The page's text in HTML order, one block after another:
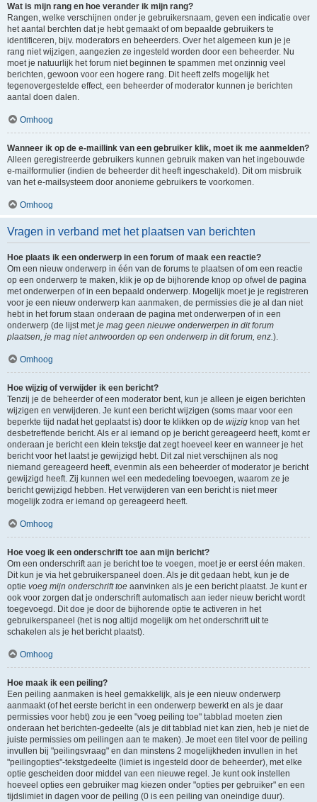
Wat is mijn rang en hoe verander ik mijn rang?
Rangen, welke verschijnen onder je gebruikersnaam, geven een indicatie over
het aantal berchten dat je hebt gemaakt of om bepaalde gebruikers te
identificeren, bijv. moderators en beheerders. Over het algemeen kun je je
rang niet wijzigen, aangezien ze ingesteld worden door een beheerder. Nu
moet je natuurlijk het forum niet beginnen te spammen met onzinnig veel
berichten, gewoon voor een hogere rang. Dit heeft zelfs mogelijk het
tegenovergestelde effect, een beheerder of moderator kunnen je berichten
aantal doen dalen.
Omhoog
Wanneer ik op de e-maillink van een gebruiker klik, moet ik me aanmelden?
Alleen geregistreerde gebruikers kunnen gebruik maken van het ingebouwde
e-mailformulier (indien de beheerder dit heeft ingeschakeld). Dit om misbruik
van het e-mailsysteem door anonieme gebruikers te voorkomen.
Omhoog
Vragen in verband met het plaatsen van berichten
Hoe plaats ik een onderwerp in een forum of maak een reactie?
Om een nieuw onderwerp in één van de forums te plaatsen of om een reactie
op een onderwerp te maken, klik je op de bijhorende knop op ofwel de pagina
met onderwerpen of in een bepaald onderwerp. Mogelijk moet je je registreren
voor je een nieuw onderwerp kan aanmaken, de permissies die je al dan niet
hebt in het forum staan onderaan de pagina met onderwerpen of in een
onderwerp (de lijst met je mag geen nieuwe onderwerpen in dit forum
plaatsen, je mag niet antwoorden op een onderwerp in dit forum, enz. ).
Omhoog
Hoe wijzig of verwijder ik een bericht?
Tenzij je de beheerder of een moderator bent, kun je alleen je eigen berichten
wijzigen en verwijderen. Je kunt een bericht wijzigen (soms maar voor een
beperkte tijd nadat het geplaatst is) door te klikken op de wijzig knop van het
desbetreffende bericht. Als er al iemand op je bericht gereageerd heeft, komt er
onderaan je bericht een klein tekstje dat zegt hoeveel keer en wanneer je het
bericht voor het laatst je gewijzigd hebt. Dit zal niet verschijnen als nog
niemand gereageerd heeft, evenmin als een beheerder of moderator je bericht
gewijzigd heeft. Zij kunnen wel een mededeling toevoegen, waarom ze je
bericht gewijzigd hebben. Het verwijderen van een bericht is niet meer
mogelijk zodra er iemand op gereageerd heeft.
Omhoog
Hoe voeg ik een onderschrift toe aan mijn bericht?
Om een onderschrift aan je bericht toe te voegen, moet je er eerst één maken.
Dit kun je via het gebruikerspaneel doen. Als je dit gedaan hebt, kun je de
optie voeg mijn onderschrift toe aanvinken als je een bericht plaatst. Je kunt er
ook voor zorgen dat je onderschrift automatisch aan ieder nieuw bericht wordt
toegevoegd. Dit doe je door de bijhorende optie te activeren in het
gebruikerspaneel (het is nog altijd mogelijk om het onderschrift uit te
schakelen als je het bericht plaatst).
Omhoog
Hoe maak ik een peiling?
Een peiling aanmaken is heel gemakkelijk, als je een nieuw onderwerp
aanmaakt (of het eerste bericht in een onderwerp bewerkt en als je daar
permissies voor hebt) zou je een "voeg peiling toe" tabblad moeten zien
onderaan het berichten-gedeelte (als je dit tabblad niet kan zien, heb je niet de
juiste permissies om peilingen aan te maken). Je moet een titel voor de peiling
invullen bij "peilingsvraag" en dan minstens 2 mogelijkheden invullen in het
"peilingopties"-tekstgedeelte (limiet is ingesteld door de beheerder), met elke
optie gescheiden door middel van een nieuwe regel. Je kunt ook instellen
hoeveel opties een gebruiker mag kiezen onder "opties per gebruiker" en een
tijdslimiet in dagen voor de peiling (0 is een peiling van oneindige duur).